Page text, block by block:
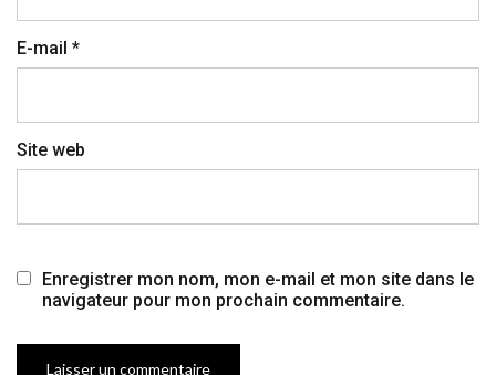
E-mail *
Site web
Enregistrer mon nom, mon e-mail et mon site dans le
navigateur pour mon prochain commentaire.